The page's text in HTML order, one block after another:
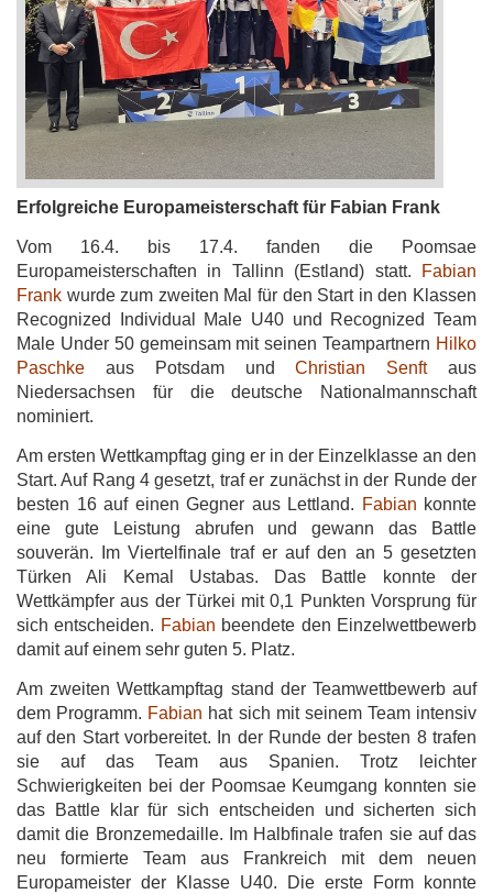
Erfolgreiche Europameisterschaft für Fabian Frank
Vom 16.4. bis 17.4. fanden die Poomsae
Europameisterschaften in Tallinn (Estland) statt.
Fabian
Frank wurde zum zweiten Mal für den Start in den Klassen
Recognized Individual Male U40 und Recognized Team
Male Under 50 gemeinsam mit seinen Teampartnern Hilko
Paschke aus Potsdam undChristian Senftaus
Niedersachsen für die deutsche Nationalmannschaft
nominiert.
Am ersten Wettkampftag ging er in der Einzelklasse an den
Start. Auf Rang 4 gesetzt, traf er zunächst in der Runde der
besten 16 auf einen Gegner aus Lettland. Fabian konnte
eine gute Leistung abrufen und gewann das Battle
souverän. Im Viertelfinale traf er auf den an 5 gesetzten
Türken Ali Kemal Ustabas. Das Battle konnte der
Wettkämpfer aus der Türkei mit 0,1 Punkten Vorsprung für
sich entscheiden. Fabian beendete den Einzelwettbewerb
damit auf einem sehr guten 5. Platz.
Am zweiten Wettkampftag stand der Teamwettbewerb auf
dem Programm. Fabian hat sich mit seinem Team intensiv
auf den Start vorbereitet. In der Runde der besten 8 trafen
sie auf das Team aus Spanien. Trotz leichter
Schwierigkeiten bei der Poomsae Keumgang konnten sie
das Battle klar für sich entscheiden und sicherten sich
damit die Bronzemedaille. Im Halbfinale trafen sie auf das
neu formierte Team aus Frankreich mit dem neuen
Europameister der Klasse U40. Die erste Form konnte